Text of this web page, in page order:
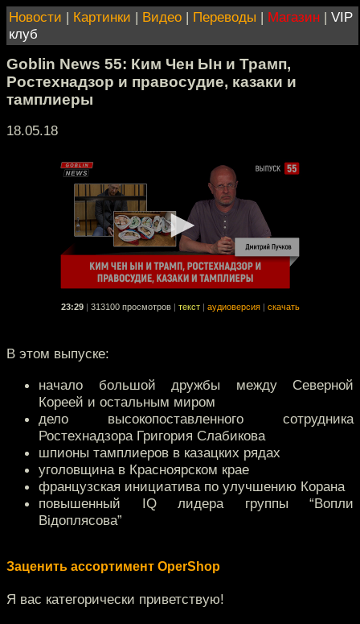
Новости | Картинки | Видео | Переводы | Магазин | VIP
клуб
Goblin News 55: Ким Чен Ын и Трамп,
Ростехнадзор и правосудие, казаки и
тамплиеры
18.05.18
23:29 313100 просмотров текст аудиоверсия скачать
В этом выпуске:
начало большой дружбы между Северной
Кореей и остальным миром
дело высокопоставленного сотрудника
Ростехнадзора Григория Слабикова
шпионы тамплиеров в казацких рядах
уголовщина в Красноярском крае
французская инициатива по улучшению Корана
повышенный IQ лидера группы “Вопли
Вiдоплясова”
Заценить ассортимент OperShop
Я вас категорически приветствую!